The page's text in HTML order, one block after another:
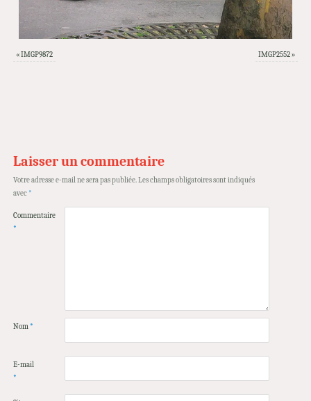
«IMGP9872 IMGP2552»
Laisser un commentaire
Votre adresse e-mail ne sera pas publiée.Les champs obligatoires sont indiqués
avec *
Commentaire
*
Nom *
E-mail
*